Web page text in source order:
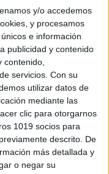
y/o accedemos
y procesamos
e información
publicidad y contenido
contenido,
servicios. Con su
utilizar datos de
mediante las
clic para otorgarnos
1019 socios para
descrito. De
más detallada y
o negar su
con
Lectora
ideal para
o primeros cursos